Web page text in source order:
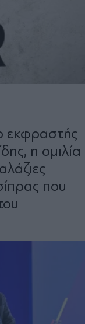
εκφραστής
η ομιλία
που